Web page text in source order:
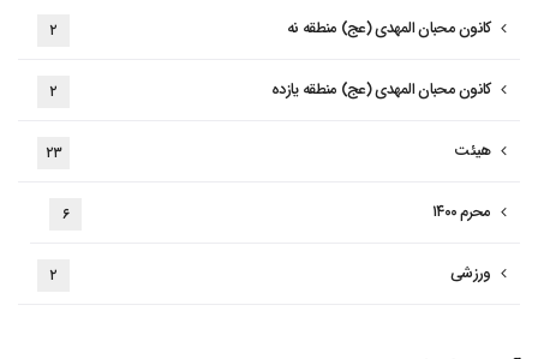
کانون محبان المهدی (عج) منطقه نه ۲
کانون محبان المهدی (عج) منطقه یازده ۲
هیئت ۲۳
محرم ۱۴۰۰ ۶
ورزشی ۲